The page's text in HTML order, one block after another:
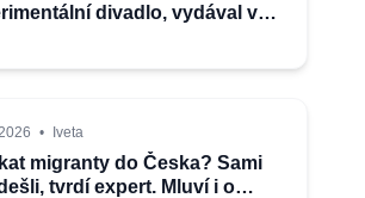
divadlo, vydával ve
• Iveta
migranty do Česka? Sami
tvrdí expert. Mluví i o